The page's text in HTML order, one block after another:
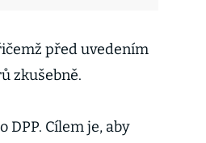
před uvedením
zkušebně.
DPP. Cílem je, aby